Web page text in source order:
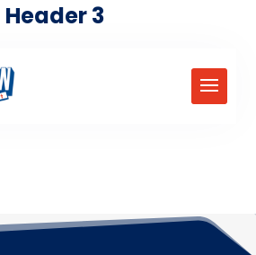
Header 3